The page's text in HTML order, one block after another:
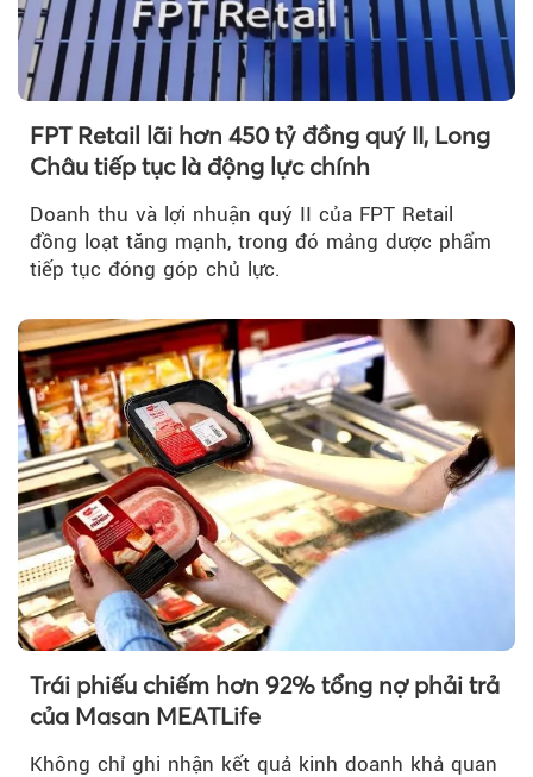
FPT Retail lãi hơn 450 tỷ đồng quý II, Long
Châu tiếp tục là động lực chính
Doanh thu và lợi nhuận quý II của FPT Retail
đồng loạt tăng mạnh, trong đó mảng dược phẩm
tiếp tục đóng góp chủ lực.
Trái phiếu chiếm hơn 92% tổng nợ phải trả
của Masan MEATLife
Không chỉ ghi nhận kết quả kinh doanh khả quan